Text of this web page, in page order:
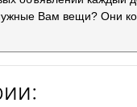
Вам вещи? Они